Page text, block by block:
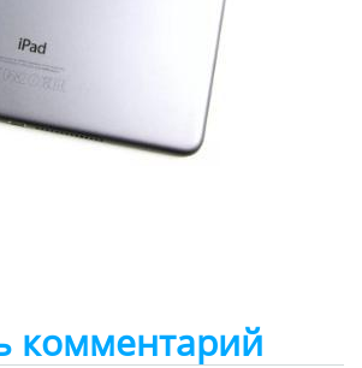
комментарий